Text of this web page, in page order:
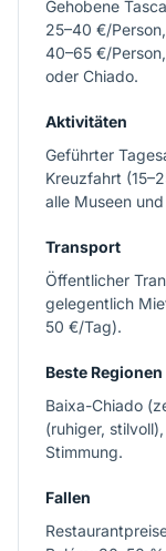
Gehobene
25–40 €/
40–65 €/
oder Chiado.
Aktivitäten
Geführter
Kreuzfahrt
alle Museen
Transport
Öffentlicher
gelegentlich
50 €/Tag).
Beste Regionen
Baixa-Chiado
(ruhiger,
Stimmung.
Fallen